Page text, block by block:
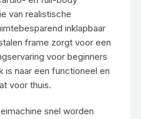
van realistische
inklapbaar
frame zorgt voor een
voor beginners
is naar een functioneel en
voor thuis.
snel worden